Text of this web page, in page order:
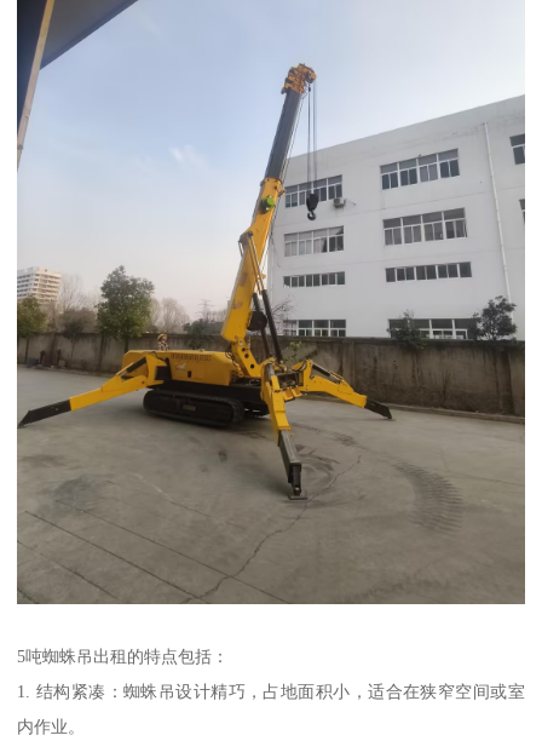
5吨蜘蛛吊出租的特点包括：
1. 结构紧凑：蜘蛛吊设计精巧，占地面积小，适合在狭窄空间或室
内作业。